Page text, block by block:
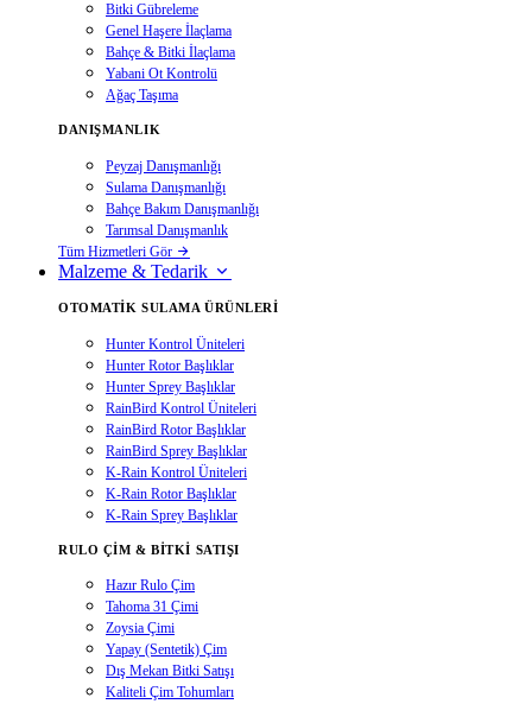
Bitki Gübreleme
Genel Haşere İlaçlama
Bahçe & Bitki İlaçlama
Yabani Ot Kontrolü
Ağaç Taşıma
DANIŞMANLIK
Peyzaj Danışmanlığı
Sulama Danışmanlığı
Bahçe Bakım Danışmanlığı
Tarımsal Danışmanlık
Tüm Hizmetleri Gör
Malzeme & Tedarik
OTOMATIK SULAMA ÜRÜNLERI
Hunter Kontrol Üniteleri
Hunter Rotor Başlıklar
Hunter Sprey Başlıklar
RainBird Kontrol Üniteleri
RainBird Rotor Başlıklar
RainBird Sprey Başlıklar
K-Rain Kontrol Üniteleri
K-Rain Rotor Başlıklar
K-Rain Sprey Başlıklar
RULO ÇIM & BITKI SATIŞI
Hazır Rulo Çim
Tahoma 31 Çimi
Zoysia Çimi
Yapay (Sentetik) Çim
Dış Mekan Bitki Satışı
Kaliteli Çim Tohumları